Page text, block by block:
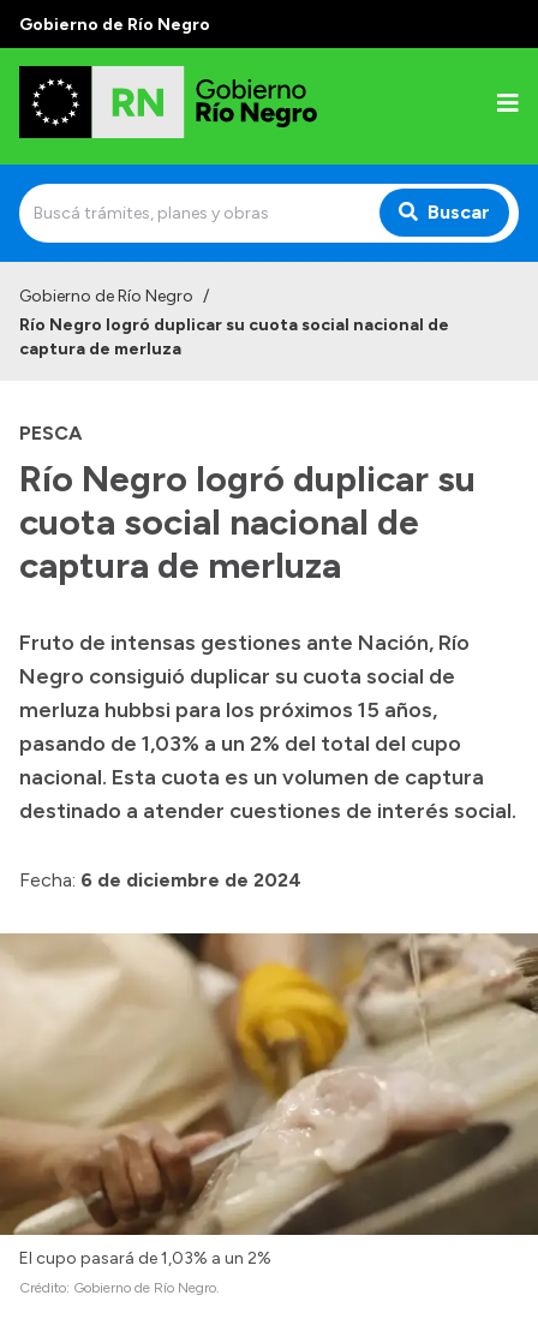
Gobierno de Río Negro
Buscar
Autoridades
Autoridades y Organismos
Discursos en la Legislatura
Casa de Gobierno
Acerca de Río Negro
Geografía
Invertí en Río Negro
Transparencia
Compras y licitaciones
Consulta de expedientes
Consulta de pago a proveedores
Login
Gobierno de Río Negro /
Río Negro logró duplicar su cuota social nacional de
captura de merluza
PESCA
Río Negro logró duplicar su
cuota social nacional de
captura de merluza
Fruto de intensas gestiones ante Nación, Río
Negro consiguió duplicar su cuota social de
merluza hubbsi para los próximos 15 años,
pasando de 1,03% a un 2% del total del cupo
nacional. Esta cuota es un volumen de captura
destinado a atender cuestiones de interés social.
Fecha: 6 de diciembre de 2024
El cupo pasará de 1,03% a un 2%
Crédito: Gobierno de Río Negro.